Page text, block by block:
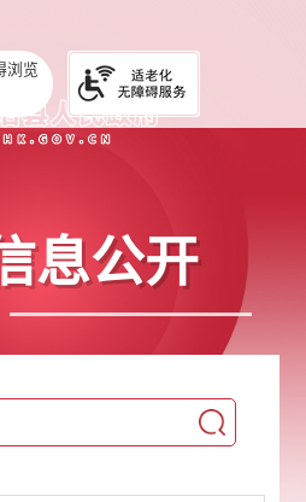
浏览
息公开